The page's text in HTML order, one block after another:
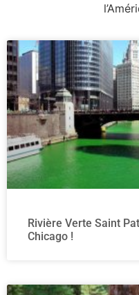
Rivière Verte Saint
Chicago !